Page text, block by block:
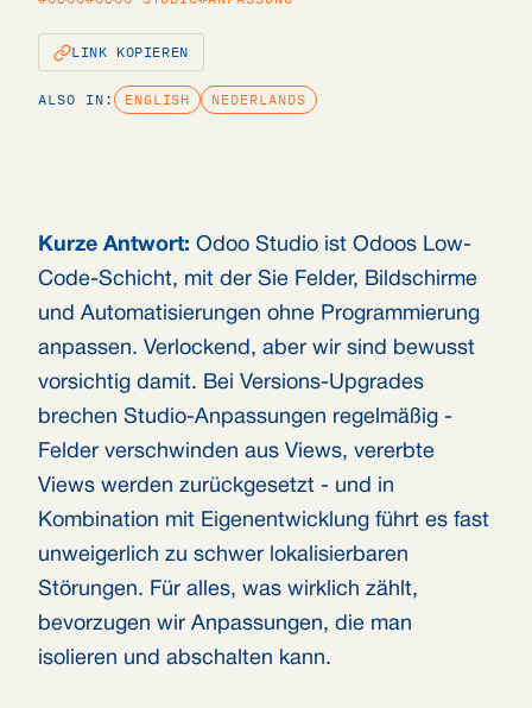
LINK KOPIEREN
ALSO IN: ENGLISH NEDERLANDS
Kurze Antwort: Odoo Studio ist Odoos Low-
Code-Schicht, mit der Sie Felder, Bildschirme
und Automatisierungen ohne Programmierung
anpassen. Verlockend, aber wir sind bewusst
vorsichtig damit. Bei Versions-Upgrades
brechen Studio-Anpassungen regelmäßig -
Felder verschwinden aus Views, vererbte
Views werden zurückgesetzt - und in
Kombination mit Eigenentwicklung führt es fast
unweigerlich zu schwer lokalisierbaren
Störungen. Für alles, was wirklich zählt,
bevorzugen wir Anpassungen, die man
isolieren und abschalten kann.